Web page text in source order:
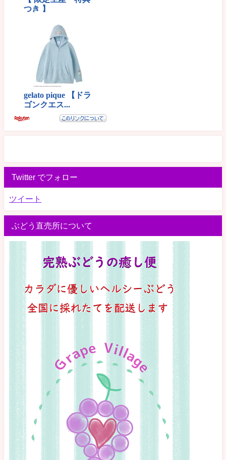
Twitter でフォロー
ツイート
ぶどう直売所について